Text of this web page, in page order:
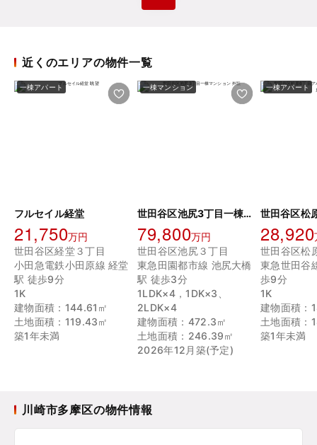
近くのエリアの物件一覧
一棟アパート
フルセイル経堂
21,750万円
世田谷区経堂３丁目
小田急電鉄小田原線 経堂
駅 徒歩9分
1K
建物面積：144.61㎡
土地面積：119.43㎡
築1年未満
一棟マンション
世田谷区池尻3丁目一棟マンション
79,800万円
世田谷区池尻３丁目
東急田園都市線 池尻大橋
駅 徒歩3分
1LDK×4，1DK×3、
2LDK×4
建物面積：472.3㎡
土地面積：246.39㎡
2026年12月築(予定)
一棟アパート
28,920
世田谷区松
東急世田谷
歩9分
1K
建物面積：
土地面積：
築1年未満
川崎市多摩区の物件情報